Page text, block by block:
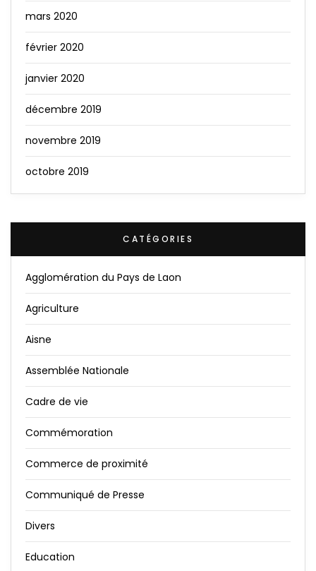
mars 2020
février 2020
janvier 2020
décembre 2019
novembre 2019
octobre 2019
CATÉGORIES
Agglomération du Pays de Laon
Agriculture
Aisne
Assemblée Nationale
Cadre de vie
Commémoration
Commerce de proximité
Communiqué de Presse
Divers
Education